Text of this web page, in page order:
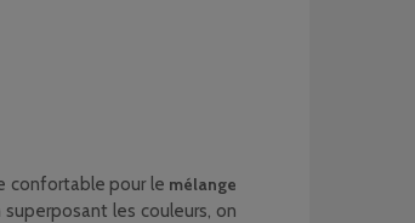
confortable pour le mélange
superposant les couleurs, on